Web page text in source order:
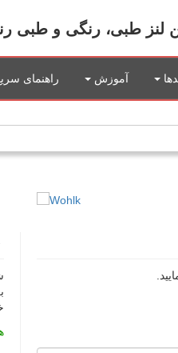
لنز طبی، رنگی و طبی
آموزش راهنمای